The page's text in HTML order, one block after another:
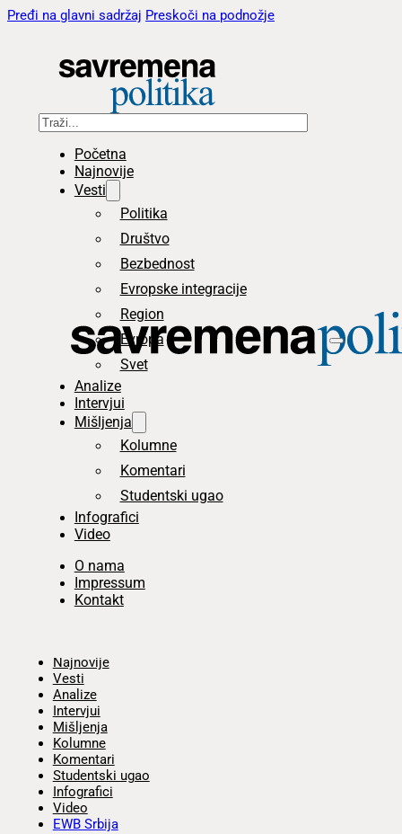
Pređi na glavni sadržaj Preskoči na podnožje
Pretraga
Početna
Najnovije
Vesti
Politika
Društvo
Bezbednost
Evropske integracije
Region
Evropa
Svet
Analize
Intervjui
Mišljenja
Kolumne
Komentari
Studentski ugao
Infografici
Video
O nama
Impressum
Kontakt
Najnovije
Vesti
Analize
Intervjui
Mišljenja
Kolumne
Komentari
Studentski ugao
Infografici
Video
EWB Srbija